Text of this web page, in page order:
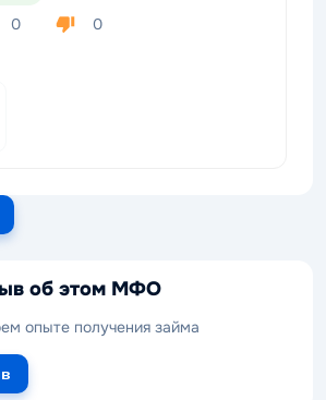
0
0
об этом МФО
опыте получения займа